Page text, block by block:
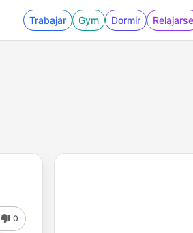
Trabajar Gym Dormir Relajarse
0